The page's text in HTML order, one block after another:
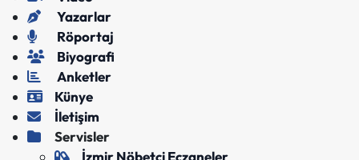
Yazarlar
Röportaj
Biyografi
Anketler
Künye
İletişim
Servisler
İzmir Nöbetçi Eczaneler